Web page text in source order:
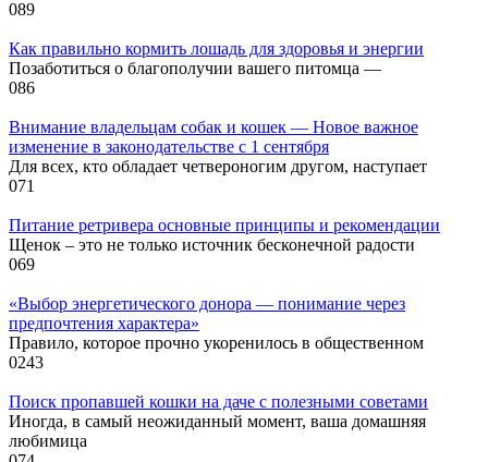
089
Как правильно кормить лошадь для здоровья и энергии
Позаботиться о благополучии вашего питомца —
086
Внимание владельцам собак и кошек — Новое важное
изменение в законодательстве с 1 сентября
Для всех, кто обладает четвероногим другом, наступает
071
Питание ретривера основные принципы и рекомендации
Щенок – это не только источник бесконечной радости
069
«Выбор энергетического донора — понимание через
предпочтения характера»
Правило, которое прочно укоренилось в общественном
0243
Поиск пропавшей кошки на даче с полезными советами
Иногда, в самый неожиданный момент, ваша домашняя
любимица